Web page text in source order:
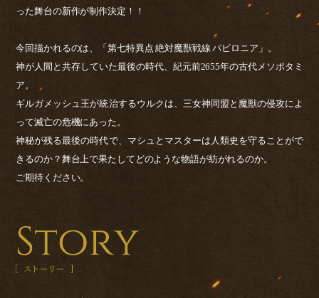
った舞台の新作が制作決定！！
今回描かれるのは、「第七特異点 絶対魔獣戦線 バビロニア」。
神が人間と共存していた最後の時代、紀元前2655年の古代メソポタミ
ア。
ギルガメッシュ王が統治するウルクは、三女神同盟と魔獣の侵攻によ
って滅亡の危機にあった。
神秘が残る最後の時代で、マシュとマスターは人類史を守ることがで
きるのか？舞台上で果たしてどのような物語が紡がれるのか。
ご期待ください。